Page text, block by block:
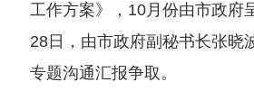
工作方案》，10月份由市政府
28日，由市政府副秘书长张晓
专题沟通汇报争取。